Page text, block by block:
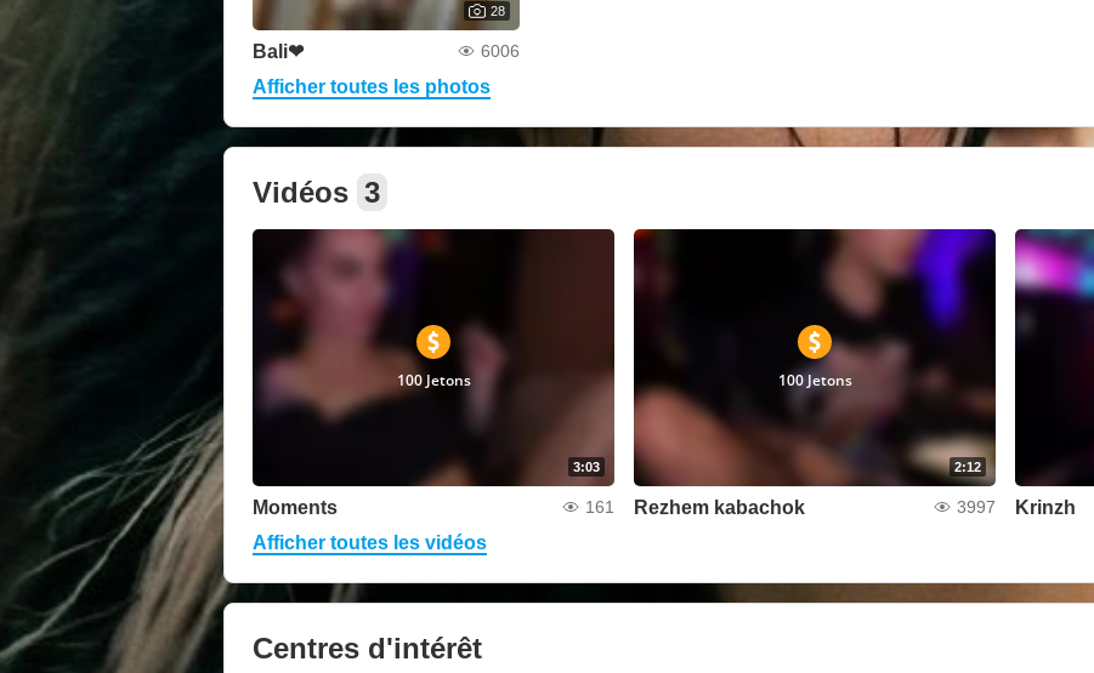
28
Bali❤ 6006
Afficher toutes les photos
Vidéos 3
3:03
100 Jetons
Moments 161
2:12
100 Jetons
Rezhem kabachok 3997 Krinzh
Afficher toutes les vidéos
Centres d'intérêt